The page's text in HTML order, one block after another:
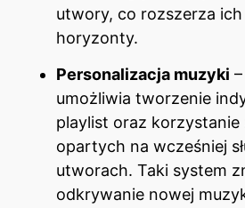
utwory, co rozszerza
horyzonty.
Personalizacja muzyki
umożliwia tworzenie
playlist oraz korzystanie
opartych na wcześniej
utworach. Taki system
odkrywanie nowej